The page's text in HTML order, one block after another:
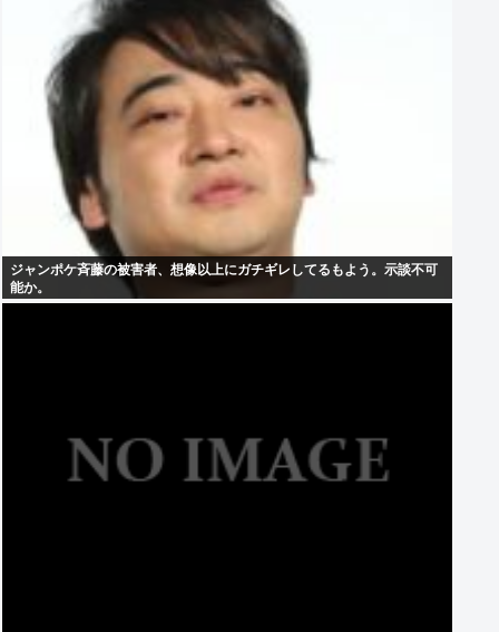
ジャンポケ斉藤の被害者、想像以上にガチギレしてるもよう。示談不可
能か。